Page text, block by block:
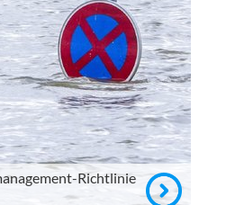
Richtlinie